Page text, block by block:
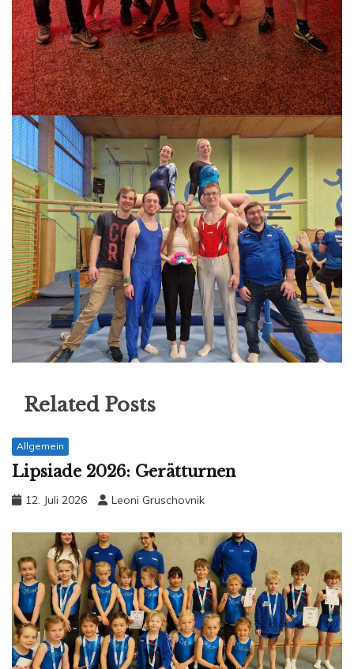
Related Posts
Allgemein
Lipsiade 2026: Gerätturnen
12. Juli 2026 Leoni Gruschovnik